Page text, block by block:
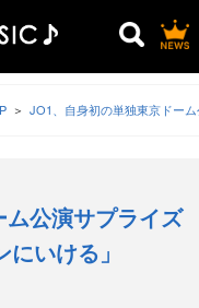
JO1、自身初の単独東京ドー
公演サプライズ
いける」